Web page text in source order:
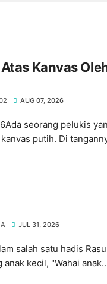
Kanvas
AUG 07, 2026
seorang pelukis
putih. Di
JUL 31, 2026
salah satu hadis
kecil, "Wahai